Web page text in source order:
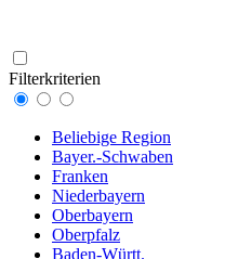
Filterkriterien
Beliebige Region
Bayer.-Schwaben
Franken
Niederbayern
Oberbayern
Oberpfalz
Baden-Württ.